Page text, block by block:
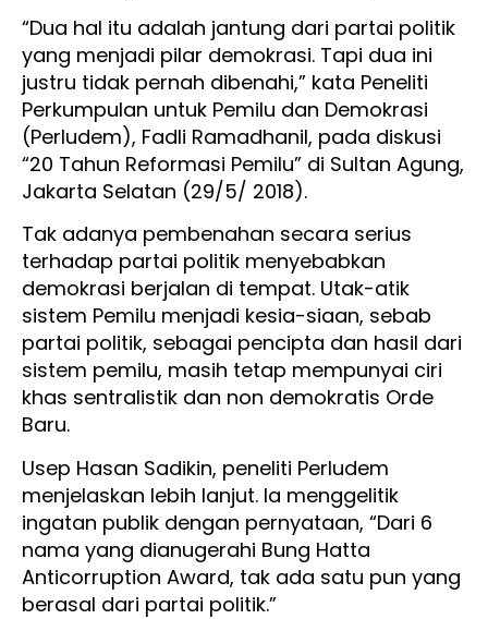
“Dua hal itu adalah jantung dari partai politik
yang menjadi pilar demokrasi. Tapi dua ini
justru tidak pernah dibenahi,” kata Peneliti
Perkumpulan untuk Pemilu dan Demokrasi
(Perludem), Fadli Ramadhanil, pada diskusi
“20 Tahun Reformasi Pemilu” di Sultan Agung,
Jakarta Selatan (29/5/ 2018).
Tak adanya pembenahan secara serius
terhadap partai politik menyebabkan
demokrasi berjalan di tempat. Utak-atik
sistem Pemilu menjadi kesia-siaan, sebab
partai politik, sebagai pencipta dan hasil dari
sistem pemilu, masih tetap mempunyai ciri
khas sentralistik dan non demokratis Orde
Baru.
Usep Hasan Sadikin, peneliti Perludem
menjelaskan lebih lanjut. Ia menggelitik
ingatan publik dengan pernyataan, “Dari 6
nama yang dianugerahi Bung Hatta
Anticorruption Award, tak ada satu pun yang
berasal dari partai politik.”